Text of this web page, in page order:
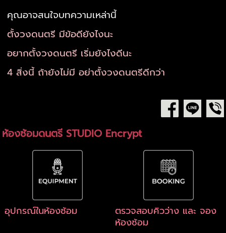
คุณอาจสนใจบทความเหล่านี้
ตั้งวงดนตรี มีข้อดียังไงนะ
อยากตั้งวงดนตรี เริ่มยังไงดีนะ
4 สิ่งนี้ ถ้ายังไม่มี อย่าตั้งวงดนตรีดีกว่า
ห้องซ้อมดนตรี STUDIO Encrypt
อุปกรณ์ในห้องซ้อม
ตรวจสอบคิวว่าง และ จอง
ห้องซ้อม